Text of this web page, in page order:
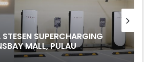
SUPERCHARGING
MALL, PULAU